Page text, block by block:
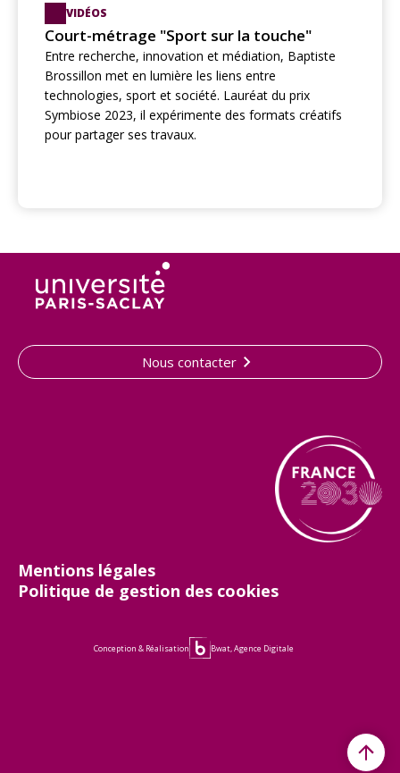
VIDÉOS
Court-métrage "Sport sur la touche"
Entre recherche, innovation et médiation, Baptiste
Brossillon met en lumière les liens entre
technologies, sport et société. Lauréat du prix
Symbiose 2023, il expérimente des formats créatifs
pour partager ses travaux.
Nous contacter
Mentions légales
Politique de gestion des cookies
Conception & Réalisation Bwat, Agence Digitale